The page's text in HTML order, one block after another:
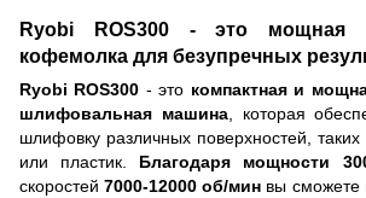
Ryobi ROS300 - это мощная
кофемолка для безупречных
Ryobi ROS300 - это компактная и
шлифовальная машина, которая
шлифовку различных поверхностей,
или пластик. Благодаря мощности
скоростей7000-12000 об/мин вы сможете